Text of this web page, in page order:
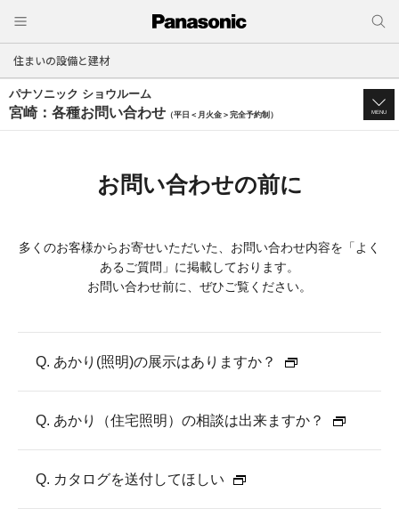
住まいの設備と建材
パナソニック ショウルーム
宮崎：各種お問い合わせ （平日＜月火金＞完全予約制） MENU
お問い合わせの前に
多くのお客様からお寄せいただいた、お問い合わせ内容を「よく
あるご質問」に掲載しております。
お問い合わせ前に、ぜひご覧ください。
Q. あかり(照明)の展示はありますか？
Q. あかり（住宅照明）の相談は出来ますか？
Q. カタログを送付してほしい